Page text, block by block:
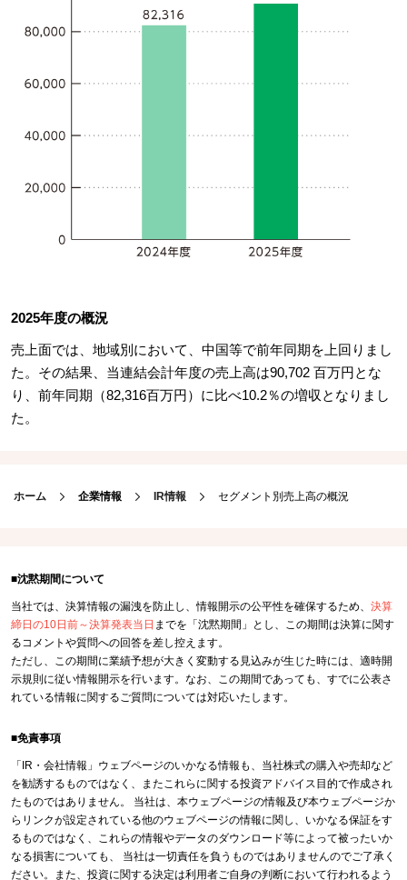
2025年度の概況
売上面では、地域別において、中国等で前年同期を上回りまし
た。その結果、当連結会計年度の売上高は90,702 百万円とな
り、前年同期（82,316百万円）に比べ10.2％の増収となりまし
た。
ホーム 企業情報 IR情報 セグメント別売上高の概況
■沈黙期間について
当社では、決算情報の漏洩を防止し、情報開示の公平性を確保するため、 決算
締日の10日前～決算発表当日 までを「沈黙期間」とし、この期間は決算に関す
るコメントや質問への回答を差し控えます。
ただし、この期間に業績予想が大きく変動する見込みが生じた時には、適時開
示規則に従い情報開示を行います。なお、この期間であっても、すでに公表さ
れている情報に関するご質問については対応いたします。
■免責事項
「IR・会社情報」ウェブページのいかなる情報も、当社株式の購入や売却など
を勧誘するものではなく、またこれらに関する投資アドバイス目的で作成され
たものではありません。 当社は、本ウェブページの情報及び本ウェブページか
らリンクが設定されている他のウェブページの情報に関し、いかなる保証をす
るものではなく、これらの情報やデータのダウンロード等によって被ったいか
なる損害についても、 当社は一切責任を負うものではありませんのでご了承く
ださい。また、投資に関する決定は利用者ご自身の判断において行われるよう